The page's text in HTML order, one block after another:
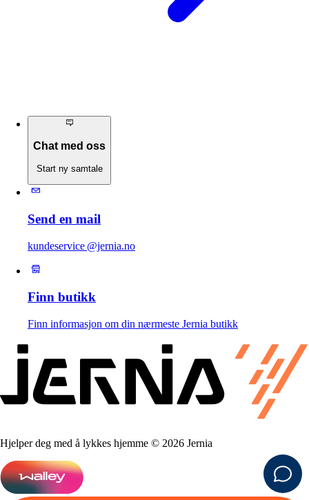
Chat med oss
Start ny samtale
Send en mail
kundeservice @jernia.no
Finn butikk
Finn informasjon om din nærmeste Jernia butikk
Hjelper deg med å lykkes hjemme © 2026 Jernia